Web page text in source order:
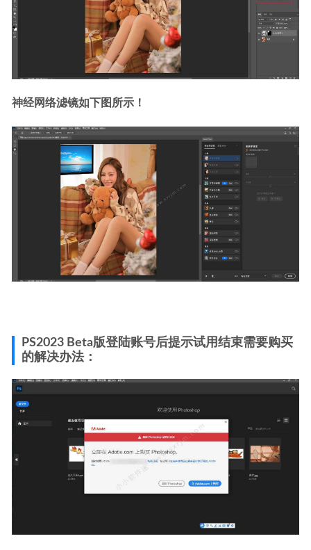
神经网络滤镜如下图所示！
PS2023 Beta版登陆账号后提示试用结束需要购买
的解决办法：